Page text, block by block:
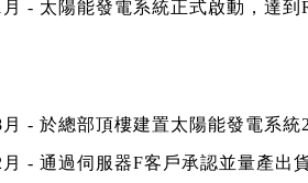
月 - 太陽能發電系統正式啟動，達到
月 - 於總部頂樓建置太陽能發電系統
月 - 通過伺服器F客戶承認並量產出